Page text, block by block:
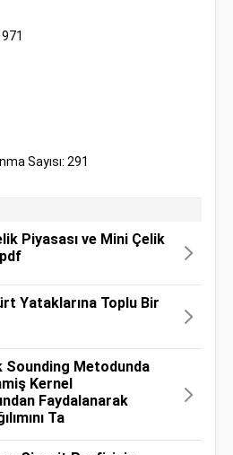
Sayısı: 291
Piyasası ve Mini Çelik
Yataklarına Toplu Bir
Metodunda
Kernel
Faydalanarak
Ta